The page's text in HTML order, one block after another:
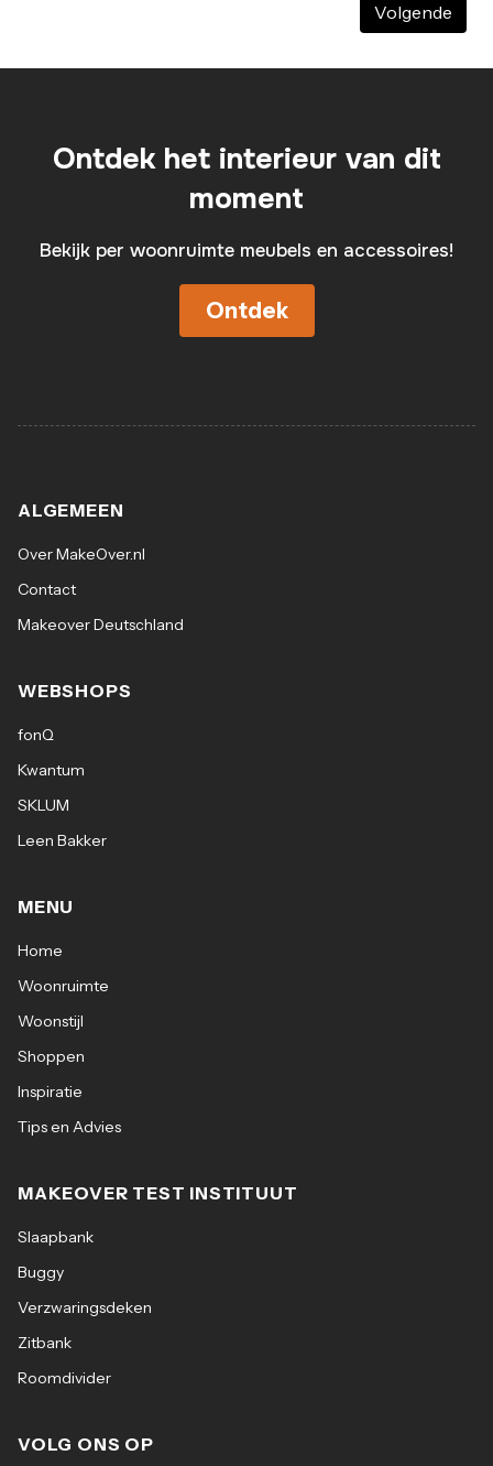
Volgende
Ontdek het interieur van dit
moment
Bekijk per woonruimte meubels en accessoires!
Ontdek
ALGEMEEN
Over MakeOver.nl
Contact
Makeover Deutschland
WEBSHOPS
fonQ
Kwantum
SKLUM
Leen Bakker
MENU
Home
Woonruimte
Woonstijl
Shoppen
Inspiratie
Tips en Advies
MAKEOVER TEST INSTITUUT
Slaapbank
Buggy
Verzwaringsdeken
Zitbank
Roomdivider
VOLG ONS OP